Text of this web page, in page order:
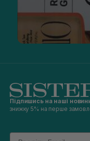
Підпишись на наші
знижку 5% на перше
Email